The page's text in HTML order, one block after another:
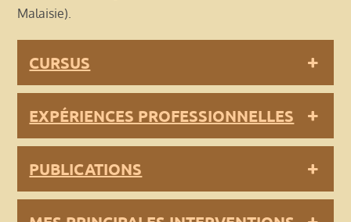
Malaisie).
CURSUS
EXPÉRIENCES PROFESSIONNELLES
PUBLICATIONS